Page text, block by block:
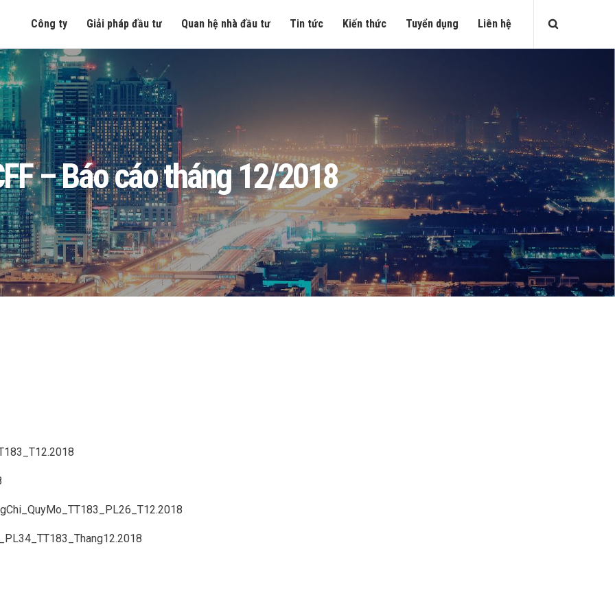
Công ty Giải pháp đầu tư Quan hệ nhà đầu tư Tin tức Kiến thức Tuyển dụng Liên hệ
– Báo cáo tháng 12/2018